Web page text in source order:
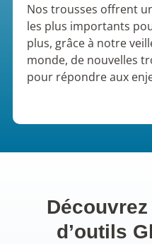
Nos trousses offrent
les plus importants
plus, grâce à notre
monde, de nouvelles
pour répondre aux
d’outils